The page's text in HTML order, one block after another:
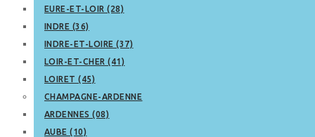
EURE-ET-LOIR (28)
INDRE (36)
INDRE-ET-LOIRE (37)
LOIR-ET-CHER (41)
LOIRET (45)
CHAMPAGNE-ARDENNE
ARDENNES (08)
AUBE (10)